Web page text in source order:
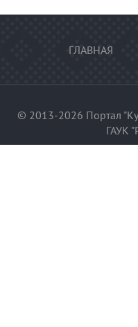
ГЛАВНАЯ
© 2013-2026 Портал
ГАУК